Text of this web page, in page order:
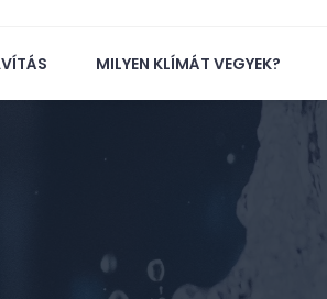
MILYEN KLÍMÁT VEGYEK?